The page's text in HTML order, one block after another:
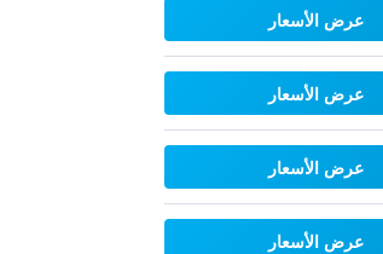
عرض الأسعار
عرض الأسعار
عرض الأسعار
عرض الأسعار